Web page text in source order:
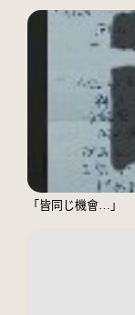
「皆同じ機會…」